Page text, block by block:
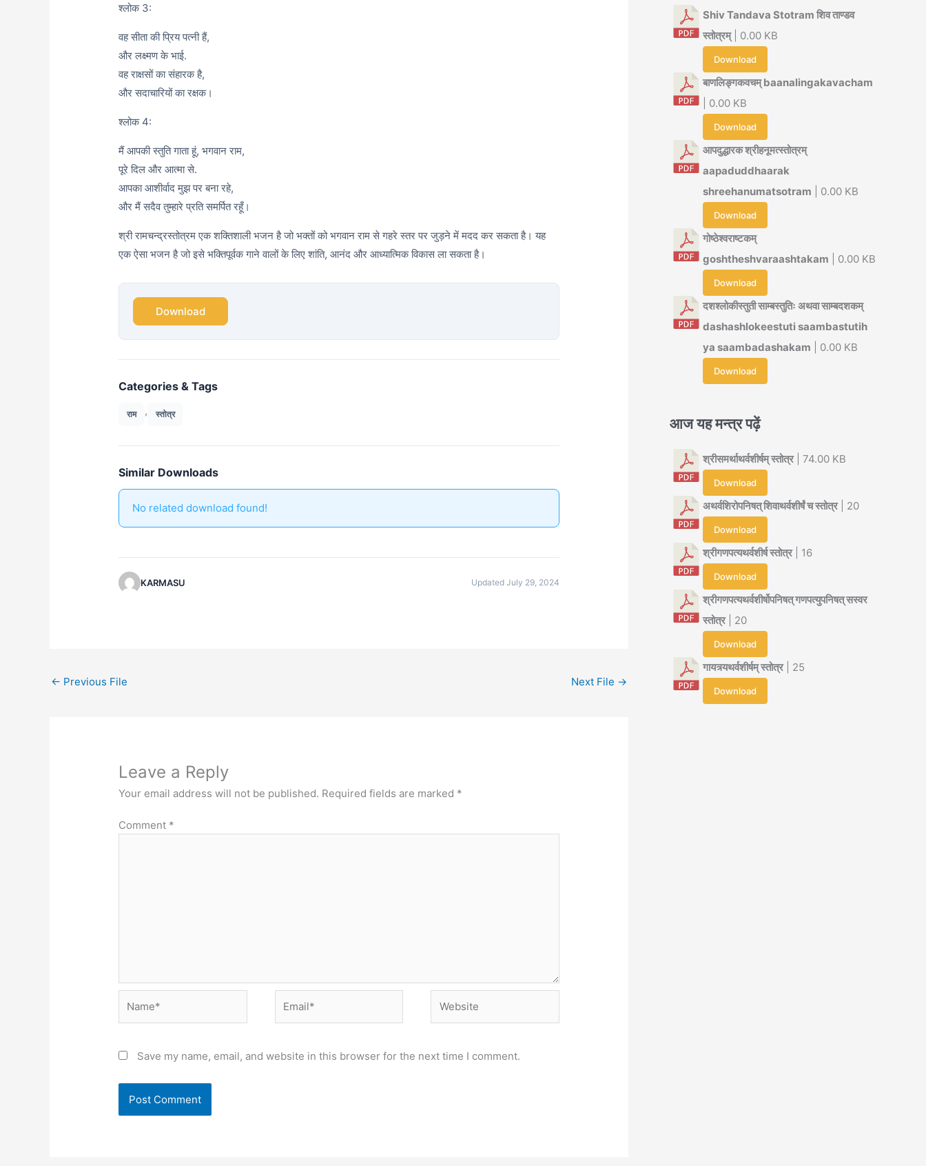
श्लोक 3:
वह सीता की प्रिय पत्नी हैं,
और लक्ष्मण के भाई.
वह राक्षसों का संहारक है,
और सदाचारियों का रक्षक।
श्लोक 4:
मैं आपकी स्तुति गाता हूं, भगवान राम,
पूरे दिल और आत्मा से.
आपका आशीर्वाद मुझ पर बना रहे,
और मैं सदैव तुम्हारे प्रति समर्पित रहूँ।
श्री रामचन्द्रस्तोत्रम एक शक्तिशाली भजन है जो भक्तों को भगवान राम से गहरे स्तर पर जुड़ने में मदद कर सकता है। यह
एक ऐसा भजन है जो इसे भक्तिपूर्वक गाने वालों के लिए शांति, आनंद और आध्यात्मिक विकास ला सकता है।
Download
Categories & Tags
राम , स्तोत्र
Similar Downloads
No related download found!
KARMASU Updated July 29, 2024
← Previous File Next File →
Leave a Reply
Your email address will not be published. Required fields are marked *
Comment *
Save my name, email, and website in this browser for the next time I comment.
Shiv Tandava Stotram शिव ताण्डव
स्तोत्रम्| 0.00 KB
Download
बाणलिङ्गकवचम् baanalingakavacham
| 0.00 KB
Download
आपदुद्धारक श्रीहनूमत्स्तोत्रम्
aapaduddhaarak
shreehanumatsotram | 0.00 KB
Download
गोष्ठेश्वराष्टकम्
goshtheshvaraashtakam | 0.00 KB
Download
दशश्लोकीस्तुती साम्बस्तुतिः अथवा साम्बदशकम्
dashashlokeestuti saambastutih
ya saambadashakam | 0.00 KB
Download
आज यह मन्त्र पढ़ें
श्रीसमर्थाथर्वशीर्षम् स्तोत्र| 74.00 KB
Download
अथर्वशिरोपनिषत् शिवाथर्वशीर्षं च स्तोत्र| 20
Download
श्रीगणपत्यथर्वशीर्ष स्तोत्र| 16
Download
श्रीगणपत्यथर्वशीर्षोपनिषत् गणपत्युपनिषत् सस्वर
स्तोत्र| 20
Download
गायत्र्यथर्वशीर्षम् स्तोत्र| 25
Download